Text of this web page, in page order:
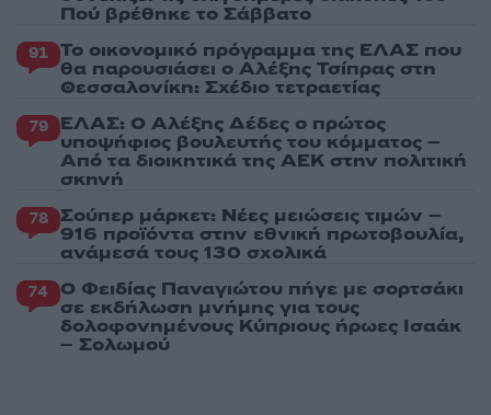
Πού βρέθηκε το Σάββατο
91 Το οικονομικό πρόγραμμα της ΕΛΑΣ που
θα παρουσιάσει ο Αλέξης Τσίπρας στη
Θεσσαλονίκη: Σχέδιο τετραετίας
79 ΕΛΑΣ: Ο Αλέξης Δέδες ο πρώτος
υποψήφιος βουλευτής του κόμματος –
Από τα διοικητικά της ΑΕΚ στην πολιτική
σκηνή
78 Σούπερ μάρκετ: Νέες μειώσεις τιμών –
916 προϊόντα στην εθνική πρωτοβουλία,
ανάμεσά τους 130 σχολικά
74 Ο Φειδίας Παναγιώτου πήγε με σορτσάκι
σε εκδήλωση μνήμης για τους
δολοφονημένους Κύπριους ήρωες Ισαάκ
– Σολωμού